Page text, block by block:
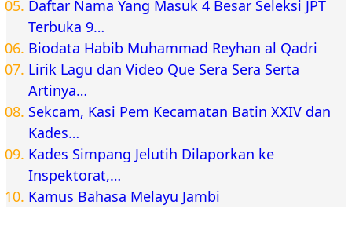
Daftar Nama Yang Masuk 4 Besar Seleksi JPT
Terbuka 9…
Biodata Habib Muhammad Reyhan al Qadri
Lirik Lagu dan Video Que Sera Sera Serta
Artinya…
Sekcam, Kasi Pem Kecamatan Batin XXIV dan
Kades…
Kades Simpang Jelutih Dilaporkan ke
Inspektorat,…
Kamus Bahasa Melayu Jambi